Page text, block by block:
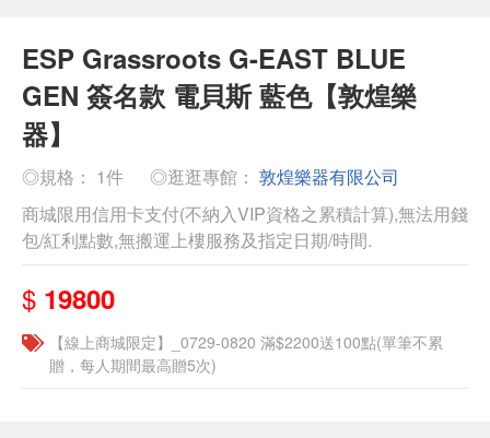
ESP Grassroots G-EAST BLUE
GEN 簽名款 電貝斯 藍色【敦煌樂
器】
◎規格： 1件 ◎逛逛專館： 敦煌樂器有限公司
商城限用信用卡支付(不納入VIP資格之累積計算),無法用錢
包/紅利點數,無搬運上樓服務及指定日期/時間.
$ 19800
【線上商城限定】_0729-0820 滿$2200送100點(單筆不累
贈，每人期間最高贈5次)